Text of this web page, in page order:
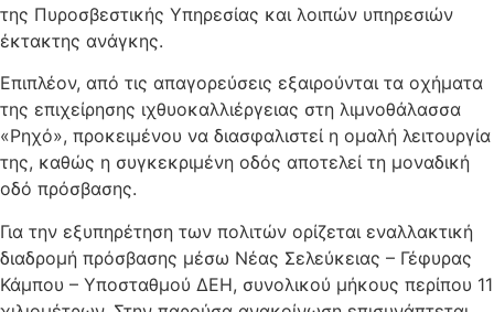
της Πυροσβεστικής Υπηρεσίας και λοιπών υπηρεσιών
έκτακτης ανάγκης.
Επιπλέον, από τις απαγορεύσεις εξαιρούνται τα οχήματα
της επιχείρησης ιχθυοκαλλιέργειας στη λιμνοθάλασσα
«Ρηχό», προκειμένου να διασφαλιστεί η ομαλή λειτουργία
της, καθώς η συγκεκριμένη οδός αποτελεί τη μοναδική
οδό πρόσβασης.
Για την εξυπηρέτηση των πολιτών ορίζεται εναλλακτική
διαδρομή πρόσβασης μέσω Νέας Σελεύκειας – Γέφυρας
Κάμπου – Υποσταθμού ΔΕΗ, συνολικού μήκους περίπου 11